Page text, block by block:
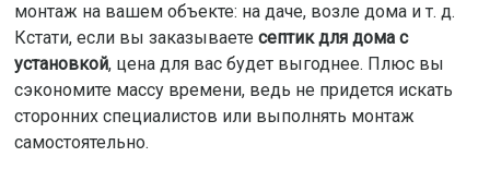
монтаж на вашем объекте: на даче, возле дома и т. д.
Кстати, если вы заказываете септик для дома с
установкой, цена для вас будет выгоднее. Плюс вы
сэкономите массу времени, ведь не придется искать
сторонних специалистов или выполнять монтаж
самостоятельно.